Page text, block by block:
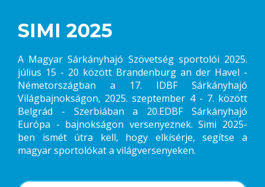
SIMI 2025
A Magyar Sárkányhajó Szövetség sportolói 2025.
július 15 - 20 között Brandenburg an der Havel -
Németországban a 17. IDBF Sárkányhajó
Világbajnokságon, 2025. szeptember 4 - 7. között
Belgrád - Szerbiában a 20.EDBF Sárkányhajó
Európa - bajnokságon versenyeznek. Simi 2025-
ben ismét útra kell, hogy elkísérje, segítse a
magyar sportolókat a világversenyeken.